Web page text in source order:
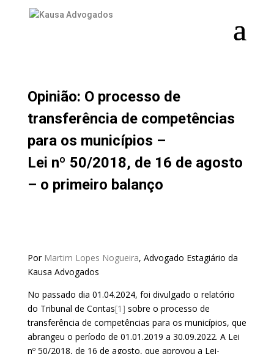
Opinião: O processo de
transferência de competências
para os municípios –
Lei nº 50/2018, de 16 de agosto
– o primeiro balanço
Por Martim Lopes Nogueira, Advogado Estagiário da
Kausa Advogados
No passado dia 01.04.2024, foi divulgado o relatório
do Tribunal de Contas[1] sobre o processo de
transferência de competências para os municípios, que
abrangeu o período de 01.01.2019 a 30.09.2022. A Lei
nº 50/2018, de 16 de agosto, que aprovou a Lei-